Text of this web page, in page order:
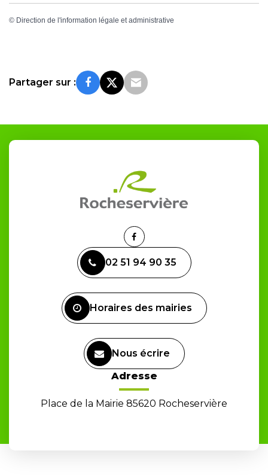
© Direction de l'information légale et administrative
Partager sur :
Lien
le
compte
02 51 94 90 35
Horaires des mairies
Nous écrire
Adresse
Place de la Mairie 85620 Rocheservière